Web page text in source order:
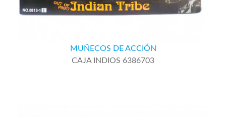
MUÑECOS DE ACCIÓN
CAJA INDIOS 6386703